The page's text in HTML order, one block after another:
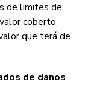
de limites de
coberto
que terá de
de danos